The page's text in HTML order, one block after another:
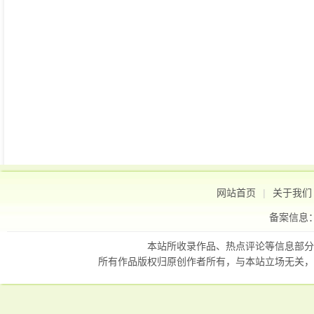
网站首页 | 关于我们
备案信息
本站所收录作品、热点评论等信息部
所有作品版权归原创作者所有，与本站立场无关